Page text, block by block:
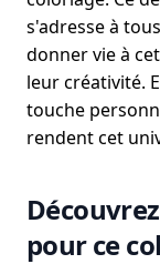
s'adresse à
donner vie à
leur créativité.
touche
rendent cet
pour ce